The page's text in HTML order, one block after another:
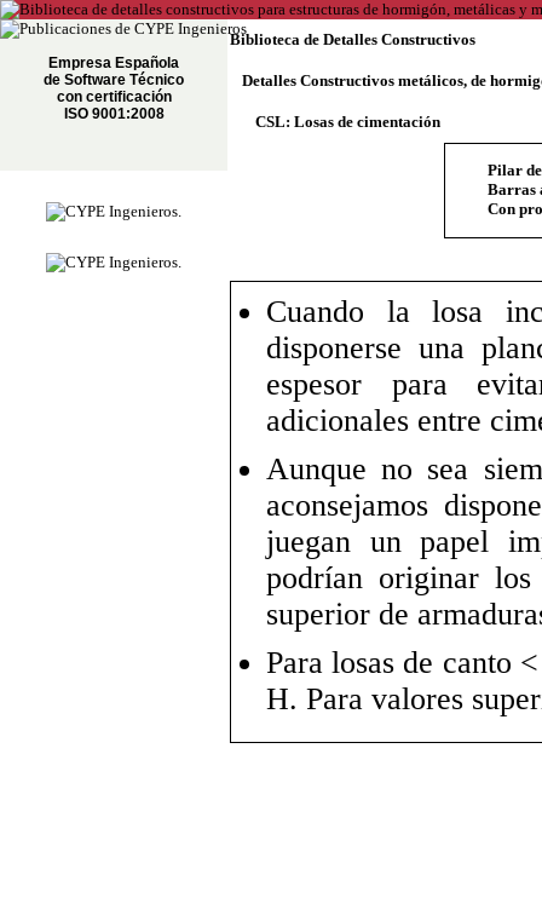
Empresa Española
de Software Técnico
con certificación
ISO 9001:2008
Biblioteca de Detalles Constructivos
Detalles Constructivos metálicos, de
CSL: Losas de cimentación
Pilar
Barras
Con
Cuando la losa
disponerse una
espesor para
adicionales entre
Aunque no sea
aconsejamos
juegan un papel
podrían originar
superior de
Para losas de canto
H. Para valores